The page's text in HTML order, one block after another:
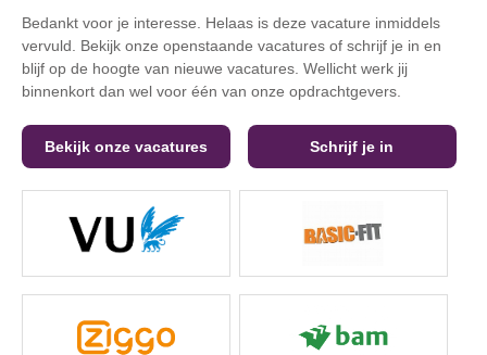
Bedankt voor je interesse. Helaas is deze vacature inmiddels
vervuld. Bekijk onze openstaande vacatures of schrijf je in en
blijf op de hoogte van nieuwe vacatures. Wellicht werk jij
binnenkort dan wel voor één van onze opdrachtgevers.
Bekijk onze vacatures Schrijf je in